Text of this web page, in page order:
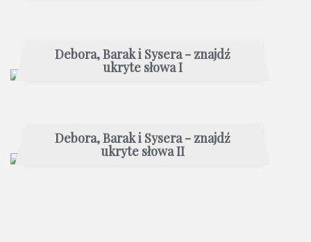
Debora, Barak i Sysera - znajdź
ukryte słowa I
Debora, Barak i Sysera - znajdź
ukryte słowa II